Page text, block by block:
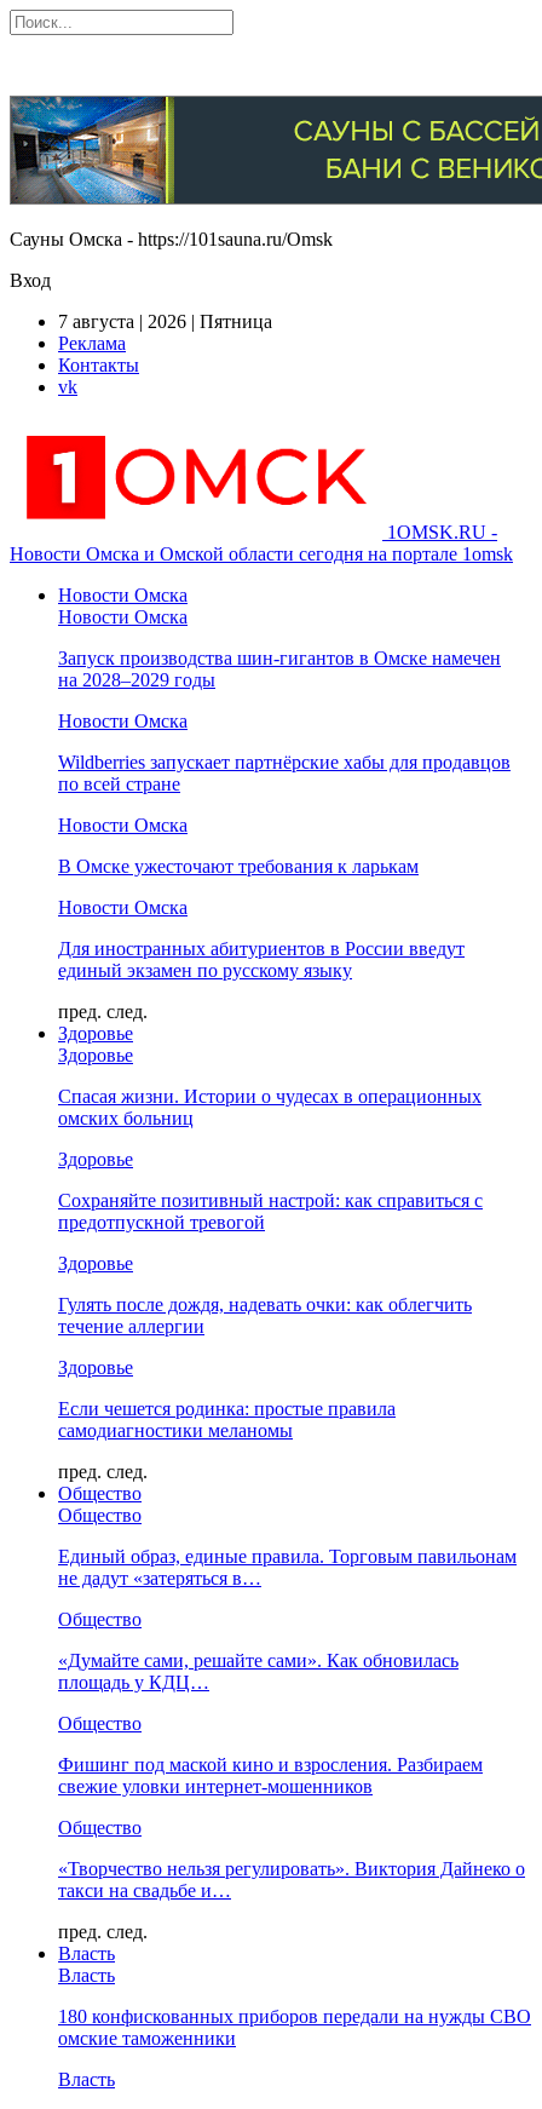
Сауны Омска - https://101sauna.ru/Omsk
Вход
7 августа | 2026 | Пятница
Реклама
Контакты
vk
1OMSK.RU -
Новости Омска и Омской области сегодня на портале 1omsk
Новости Омска
Новости Омска
Запуск производства шин-гигантов в Омске намечен
на 2028–2029 годы
Новости Омска
Wildberries запускает партнёрские хабы для продавцов
по всей стране
Новости Омска
В Омске ужесточают требования к ларькам
Новости Омска
Для иностранных абитуриентов в России введут
единый экзамен по русскому языку
пред. след.
Здоровье
Здоровье
Спасая жизни. Истории о чудесах в операционных
омских больниц
Здоровье
Сохраняйте позитивный настрой: как справиться с
предотпускной тревогой
Здоровье
Гулять после дождя, надевать очки: как облегчить
течение аллергии
Здоровье
Если чешется родинка: простые правила
самодиагностики меланомы
пред. след.
Общество
Общество
Единый образ, единые правила. Торговым павильонам
не дадут «затеряться в…
Общество
«Думайте сами, решайте сами». Как обновилась
площадь у КДЦ…
Общество
Фишинг под маской кино и взросления. Разбираем
свежие уловки интернет-мошенников
Общество
«Творчество нельзя регулировать». Виктория Дайнеко о
такси на свадьбе и…
пред. след.
Власть
Власть
180 конфискованных приборов передали на нужды СВО
омские таможенники
Власть